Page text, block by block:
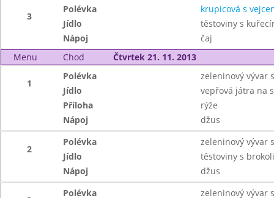
3
Polévka
krupicová s
Jídlo
těstoviny s
Nápoj
čaj
Menu
Chod Čtvrtek 21. 11. 2013
1
Polévka
zeleninový vývar
Jídlo
vepřová játra na
Příloha
rýže
Nápoj
džus
2
Polévka
zeleninový vývar
Jídlo
těstoviny s
Nápoj
džus
Polévka
zeleninový vývar